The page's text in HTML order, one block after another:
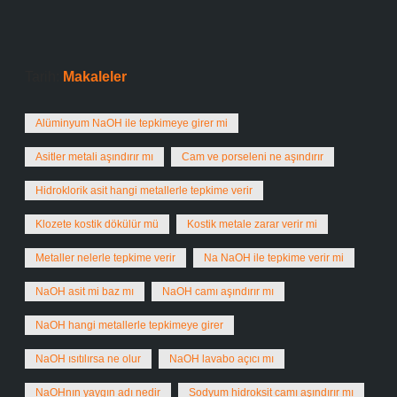
Makaleler
Alüminyum NaOH ile tepkimeye girer mi
Asitler metali aşındırır mı Cam ve porseleni ne aşındırır
Hidroklorik asit hangi metallerle tepkime verir
Klozete kostik dökülür mü Kostik metale zarar verir mi
Metaller nelerle tepkime verir Na NaOH ile tepkime verir mi
NaOH asit mi baz mı NaOH camı aşındırır mı
NaOH hangi metallerle tepkimeye girer
NaOH ısıtılırsa ne olur NaOH lavabo açıcı mı
NaOHnın yaygın adı nedir Sodyum hidroksit camı aşındırır mı